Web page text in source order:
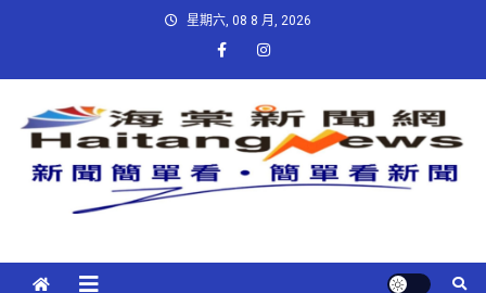
星期六, 08 8 月, 2026